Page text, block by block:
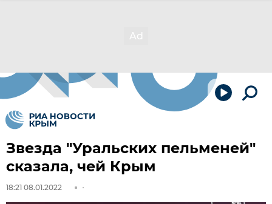
Звезда "Уральских пельменей"
сказала, чей Крым
18:21 08.01.2022